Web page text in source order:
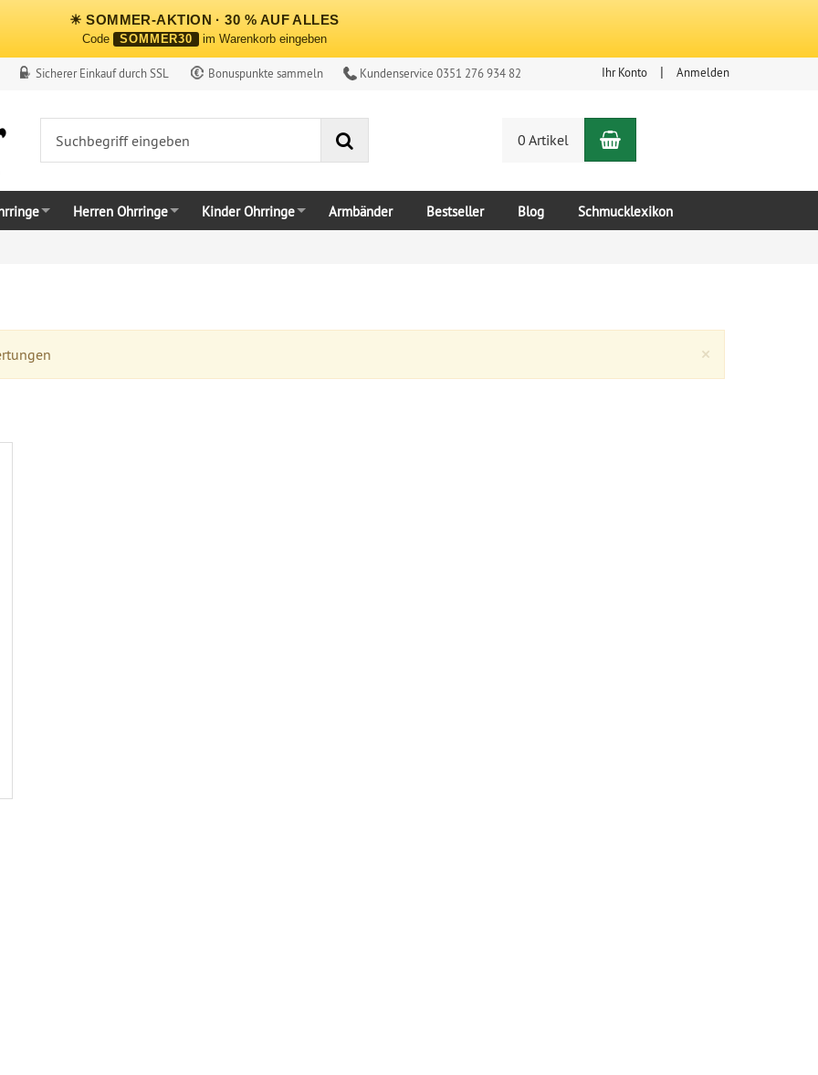
☀ SOMMER-AKTION · 30 % AUF ALLES
Code SOMMER30 im Warenkorb eingeben
Sicherer Einkauf durch SSL Bonuspunkte sammeln Kundenservice 0351 276 934 82 Ihr Konto Anmelden
0 Artikel Warenkorb
Herren Ohrringe Kinder Ohrringe Armbänder Bestseller Blog Schmucklexikon
×